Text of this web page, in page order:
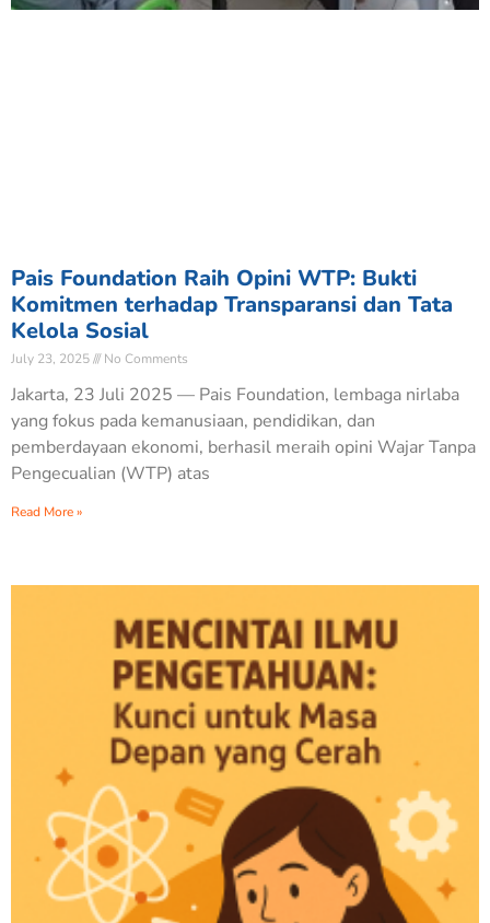
Pais Foundation Raih Opini WTP: Bukti
Komitmen terhadap Transparansi dan Tata
Kelola Sosial
July 23, 2025 No Comments
Jakarta, 23 Juli 2025 — Pais Foundation, lembaga nirlaba
yang fokus pada kemanusiaan, pendidikan, dan
pemberdayaan ekonomi, berhasil meraih opini Wajar Tanpa
Pengecualian (WTP) atas
Read More »